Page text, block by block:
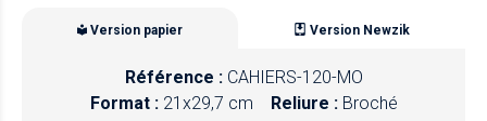
Version papier Version Newzik
Référence : CAHIERS-120-MO
Format : 21x29,7 cm Reliure : Broché